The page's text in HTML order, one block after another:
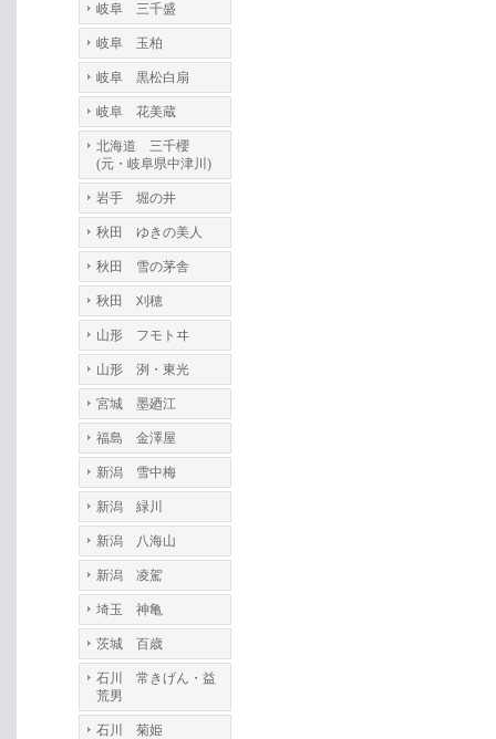
岐阜 三千盛
岐阜 玉柏
岐阜 黒松白扇
岐阜 花美蔵
北海道 三千櫻
(元・岐阜県中津川)
岩手 堀の井
秋田 ゆきの美人
秋田 雪の茅舎
秋田 刈穂
山形 フモトヰ
山形 洌・東光
宮城 墨廼江
福島 金澤屋
新潟 雪中梅
新潟 緑川
新潟 八海山
新潟 凌駕
埼玉 神亀
茨城 百歳
石川 常きげん・益
荒男
石川 菊姫